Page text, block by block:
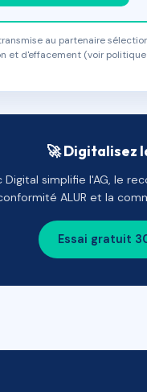
au partenaire
et d'effacement (voir
🚀 Digitalisez
Digital simplifie l'AG, le
ALUR et la
Essai gratuit